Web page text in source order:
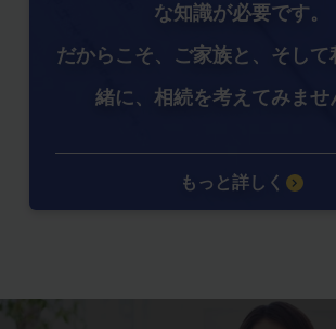
な知識が必要です。
だからこそ、ご家族と、そして
緒に、相続を考えてみませ
もっと詳しく